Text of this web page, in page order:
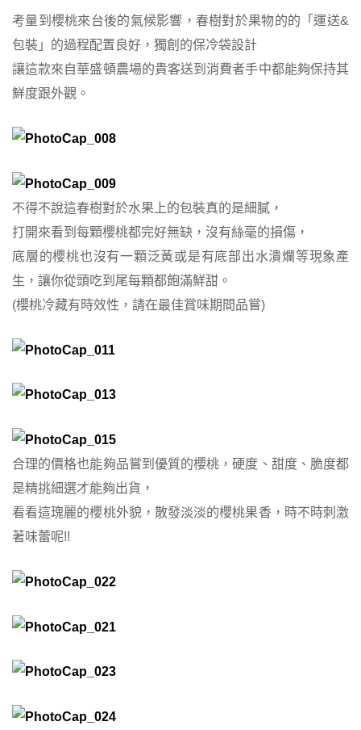
考量到櫻桃來台後的氣候影響，春樹對於果物的的「運送&
包裝」的過程配置良好，獨創的保冷袋設計
讓這款來自華盛頓農場的貴客送到消費者手中都能夠保持其
鮮度跟外觀。
不得不說這春樹對於水果上的包裝真的是細膩，
打開來看到每顆櫻桃都完好無缺， 沒有絲毫的損傷，
底層的櫻桃也沒有一顆泛黃或是有底部出水潰爛等現象產
生，讓你從頭吃到尾每顆都飽滿鮮甜。
(櫻桃冷藏有時效性，請在最佳賞味期間品嘗)
合理的價格也能夠品嘗到優質的櫻桃，硬度、甜度、脆度都
是精挑細選才能夠出貨，
看看這瑰麗的櫻桃外貌，散發淡淡的櫻桃果香，時不時刺激
著味蕾呢!!